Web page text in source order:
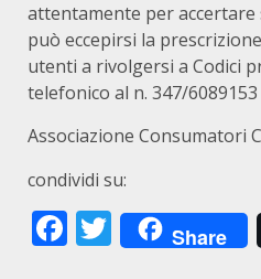
attentamente per accertare
può eccepirsi la
utenti a rivolgersi a Codici
telefonico al n. 347/6089153
Associazione Consumatori
condividi su:
Facebook
Twitter
Share